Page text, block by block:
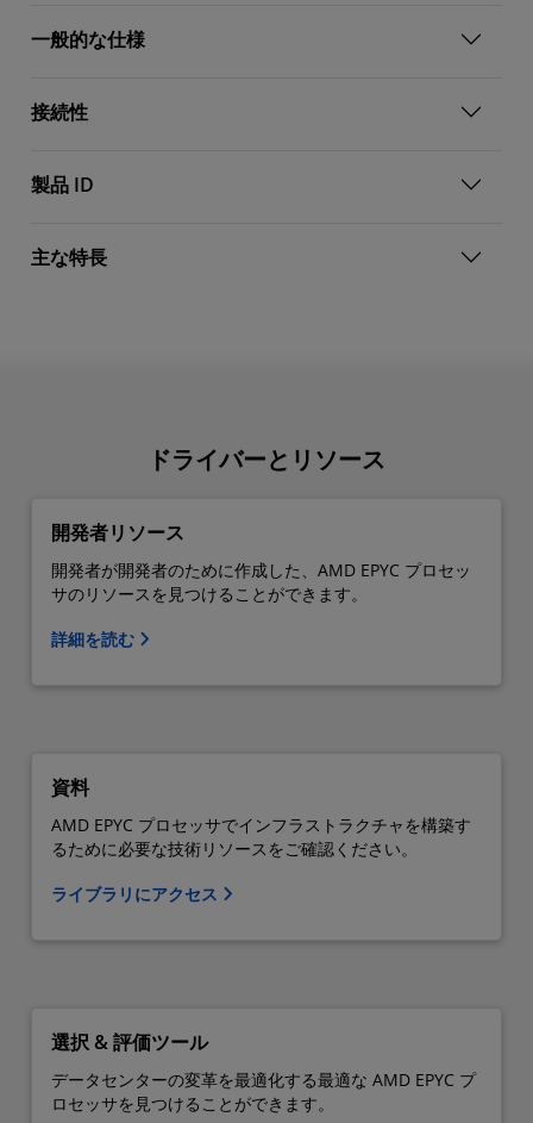
一般的な仕様
接続性
製品 ID
主な特長
ドライバーとリソース
開発者リソース
開発者が開発者のために作成した、AMD EPYC プロセッ
サのリソースを見つけることができます。
詳細を読む
資料
AMD EPYC プロセッサでインフラストラクチャを構築す
るために必要な技術リソースをご確認ください。
ライブラリにアクセス
選択 & 評価ツール
データセンターの変革を最適化する最適な AMD EPYC プ
ロセッサを見つけることができます。